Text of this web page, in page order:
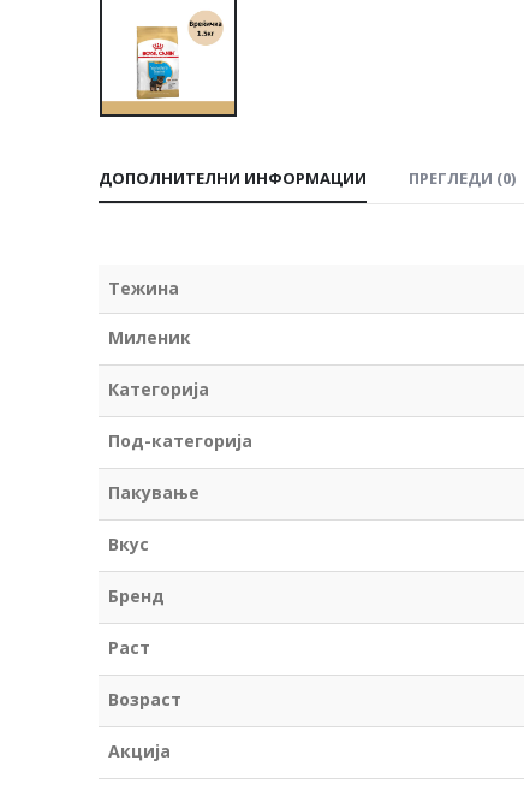
ДОПОЛНИТЕЛНИ ИНФОРМАЦИИ ПРЕГЛЕДИ (0)
Тежина
Миленик
Категорија
Под-категорија
Пакување
Вкус
Бренд
Раст
Возраст
Акција